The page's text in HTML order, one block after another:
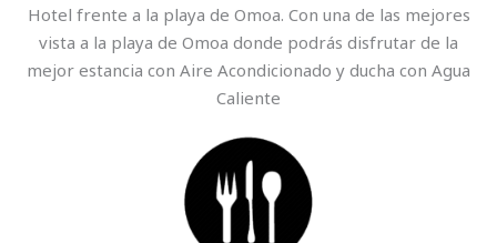
Hotel frente a la playa de Omoa. Con una de las mejores
vista a la playa de Omoa donde podrás disfrutar de la
mejor estancia con Aire Acondicionado y ducha con Agua
Caliente